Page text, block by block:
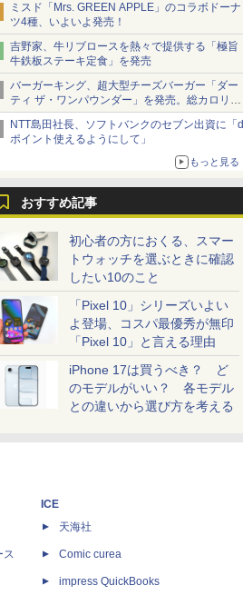
ミスド「Mrs. GREEN APPLE」のコラボドーナ
ツ4種、いよいよ発売！
吉野家、牛リブロースを熱々で提供する「極旨
牛鉄板ステーキ定食」を発売
バーガーキング、超大型チーズバーガー「ダー
ティ ザ・ワンパウンダー」を発売。総カロリー
約1656kcal、総重量約527g！
NTT島田社長、ソフトバンクのセブン出資に「d
ポイント使えるようにして」
もっと見る
おすすめ記事
初心者の方におくる、スマー
トウォッチを選ぶときに確認
したい10のこと
「Pixel 10」シリーズいよい
よ登場、コスパ最優秀が無印
「Pixel 10」と言える理由
iPhone 17は買うべき？ ど
のモデルがいい？ 各モデル
との違いから選び方を考える
ス
ICE
天海社
Comic curea
impress QuickBooks